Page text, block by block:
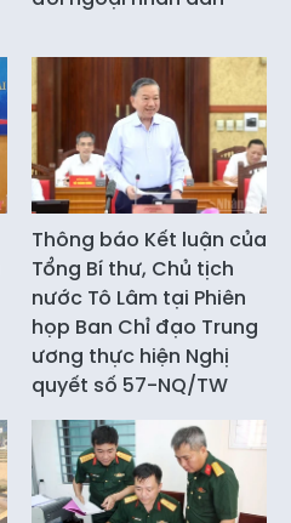
Thông báo Kết luận của
Tổng Bí thư, Chủ tịch
nước Tô Lâm tại Phiên
họp Ban Chỉ đạo Trung
ương thực hiện Nghị
quyết số 57-NQ/TW